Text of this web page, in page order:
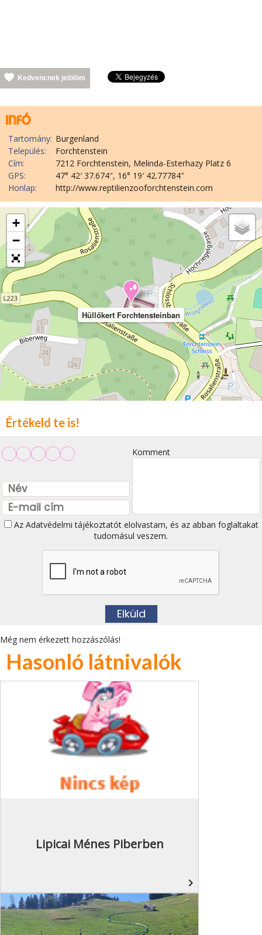
Kedvencnek jelölöm
Tartomány: Burgenland
Település:
Forchtenstein
Cím:
7212 Forchtenstein, Melinda-Esterhazy Platz 6
GPS:
47° 42′ 37.674″, 16° 19′ 42.77784″
Honlap:
http://www.reptilienzooforchtenstein.com
Hüllőkert Forchtensteinban
+
−
Értékeld te is!
Komment
Az Adatvédelmi tájékoztatótelolvastam, és az abban foglaltakat
tudomásul veszem.
Még nem érkezett hozzászólás!
Hasonló látnivalók
Lipicai Ménes Piberben
navigate_next